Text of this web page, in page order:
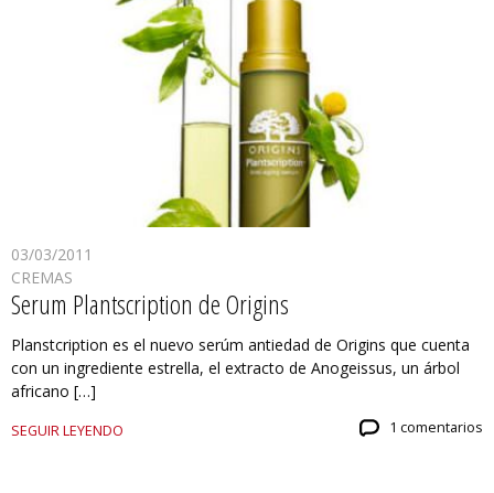
03/03/2011
CREMAS
Serum Plantscription de Origins
Planstcription es el nuevo serúm antiedad de Origins que cuenta
con un ingrediente estrella, el extracto de Anogeissus, un árbol
africano […]
SEGUIR LEYENDO 1 comentarios